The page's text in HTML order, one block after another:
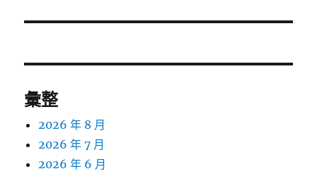
章:
彙整
2026 年 8 月
2026 年 7 月
2026 年 6 月